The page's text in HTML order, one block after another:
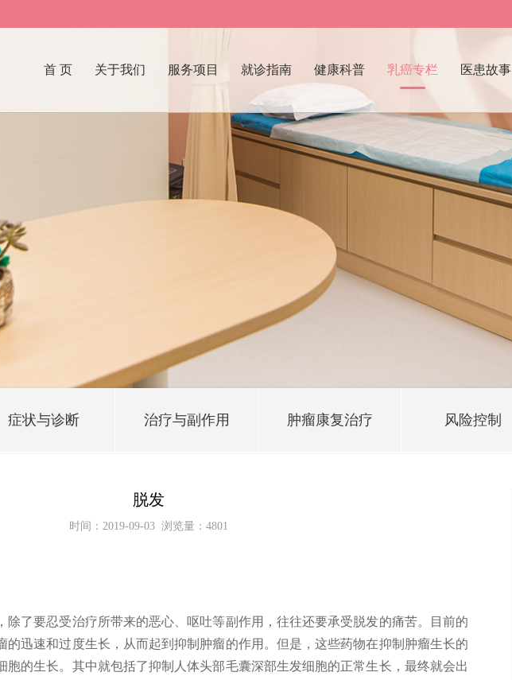
首 页 关于我们 服务项目 就诊指南 健康科普 乳癌专栏 医患故事
症状与诊断 治疗与副作用 肿瘤康复治疗 风险控制
脱发
时间：2019-09-03 浏览量：4801
除了要忍受治疗所带来的恶心、呕吐等副作用，往往还要承受脱发的痛苦。目前的
的迅速和过度生长，从而起到抑制肿瘤的作用。但是，这些药物在抑制肿瘤生长的
胞的生长。其中就包括了抑制人体头部毛囊深部生发细胞的正常生长，最终就会出